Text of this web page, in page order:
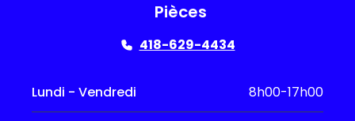
Pièces
418-629-4434
Lundi - Vendredi 8h00-17h00